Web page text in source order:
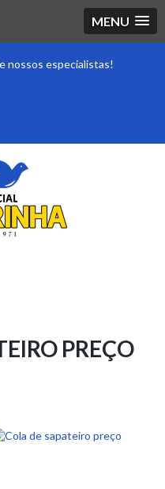
MENU
nossos especialistas!
PREÇO